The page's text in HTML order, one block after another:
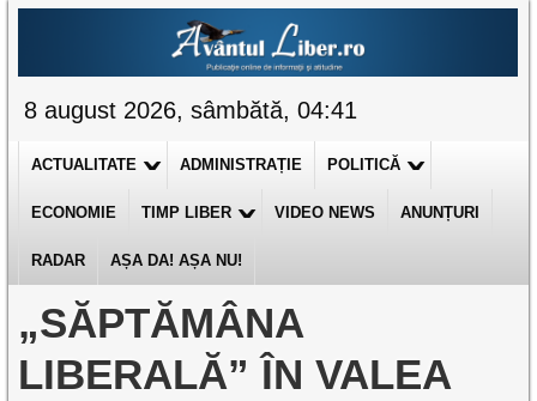
8 august 2026, sâmbătă, 04:41
ACTUALITATE ADMINISTRAȚIE POLITICĂ
ECONOMIE TIMP LIBER VIDEO NEWS ANUNȚURI
RADAR AȘA DA! AȘA NU!
„SĂPTĂMÂNA
LIBERALĂ” ÎN VALEA